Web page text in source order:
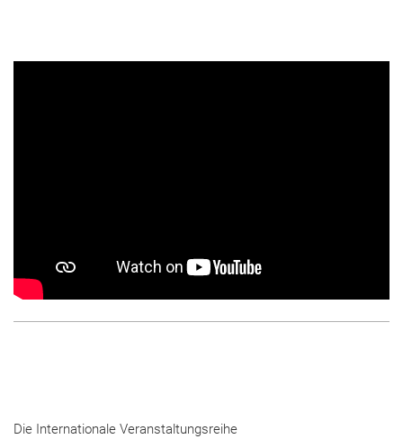
Die Internationale Veranstaltungsreihe